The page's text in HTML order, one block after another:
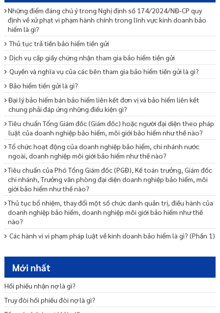
Những điểm đáng chú ý trong Nghị định số 174/2024/NĐ-CP quy
định về xử phạt vi phạm hành chính trong lĩnh vực kinh doanh bảo
hiểm là gì?
Thủ tục trả tiền bảo hiểm tiền gửi
Dịch vụ cấp giấy chứng nhận tham gia bảo hiểm tiền gửi
Quyền và nghĩa vụ của các bên tham gia bảo hiểm tiền gửi là gì?
Bảo hiểm tiền gửi là gì?
Đại lý bảo hiểm bán bảo hiểm liên kết đơn vị và bảo hiểm liên kết
chung phải đáp ứng những điều kiện gì?
Tiêu chuẩn Tổng Giám đốc (Giám đốc) hoặc người đại diện theo pháp
luật của doanh nghiệp bảo hiểm, môi giới bảo hiểm như thế nào?
Tổ chức hoạt động của doanh nghiệp bảo hiểm, chi nhánh nước
ngoài, doanh nghiệp môi giới bảo hiểm như thế nào?
Tiêu chuẩn của Phó Tổng Giám đốc (PGĐ), Kế toán trưởng, Giám đốc
chi nhánh, Trưởng văn phòng đại diện doanh nghiệp bảo hiểm, môi
giới bảo hiểm như thế nào?
Thủ tục bổ nhiệm, thay đổi một số chức danh quản trị, điều hành của
doanh nghiệp bảo hiểm, doanh nghiệp môi giới bảo hiểm như thế
nào?
Các hành vi vi phạm pháp luật về kinh doanh bảo hiểm là gì? (Phần 1)
Doanh nghiệp bảo hiểm, doanh nghiệp môi giới bảo hiểm chuyển lợi
nhuận, tài sản ra nước ngoài như thế nào?
Tiêu chuẩn đối với người đứng đầu các bộ phận nghiệp vụ của doanh
nghiệp bảo hiểm là gì?
Bào hiểm liên kết chung là gì?
Mới nhất
Hối phiếu nhận nợ là gì?
Truy đòi hối phiếu đòi nợ là gì?